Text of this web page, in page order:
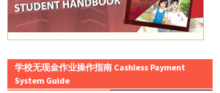
学校无现金作业操作指南 Cashless Payment
System Guide